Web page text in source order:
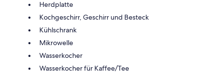
Herdplatte
Kochgeschirr, Geschirr und Besteck
Kühlschrank
Mikrowelle
Wasserkocher
Wasserkocher für Kaffee/Tee